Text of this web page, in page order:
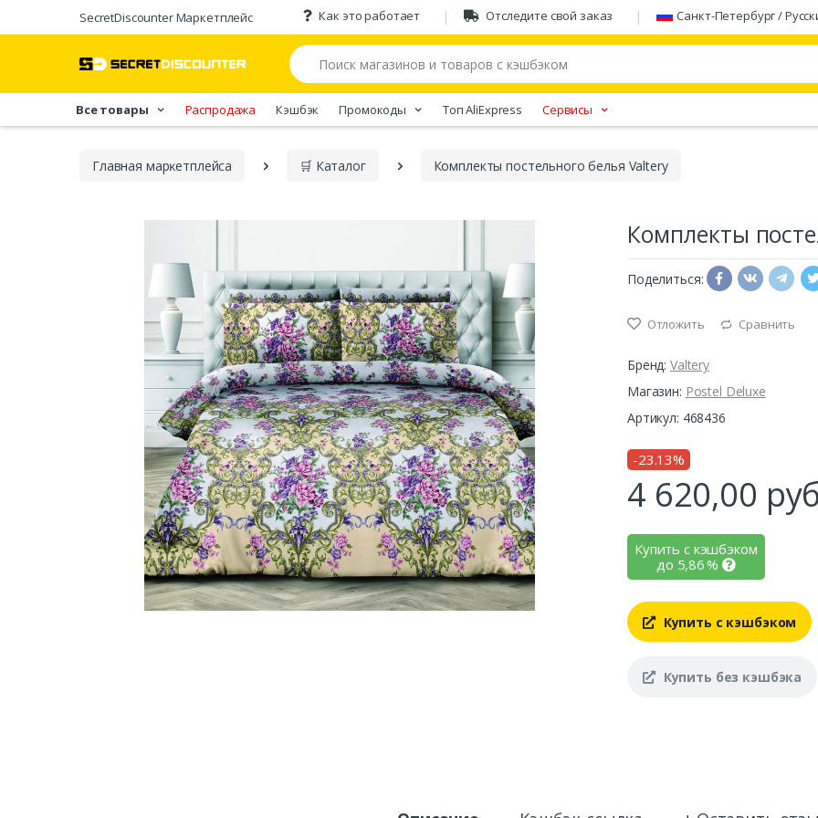
SecretDiscounter Маркетплейс Как это работает Отследите свой заказ Санкт-Петербург /
Все товары Распродажа Кэшбэк Промокоды Tоп AliExpress Сервисы
Главная марĸетплейса 🛒 Каталог Комплекты постельного белья Valtery
Комплекты
Поделиться:
Отложить Сравнить
Бренд: Valtery
Магазин: Postel Deluxe
Артикул: 468436
-23.13%
4 620,00
Купить с кэшбэком
до 5,86%
Купить с кэшбэком
Купить без кэшбэка